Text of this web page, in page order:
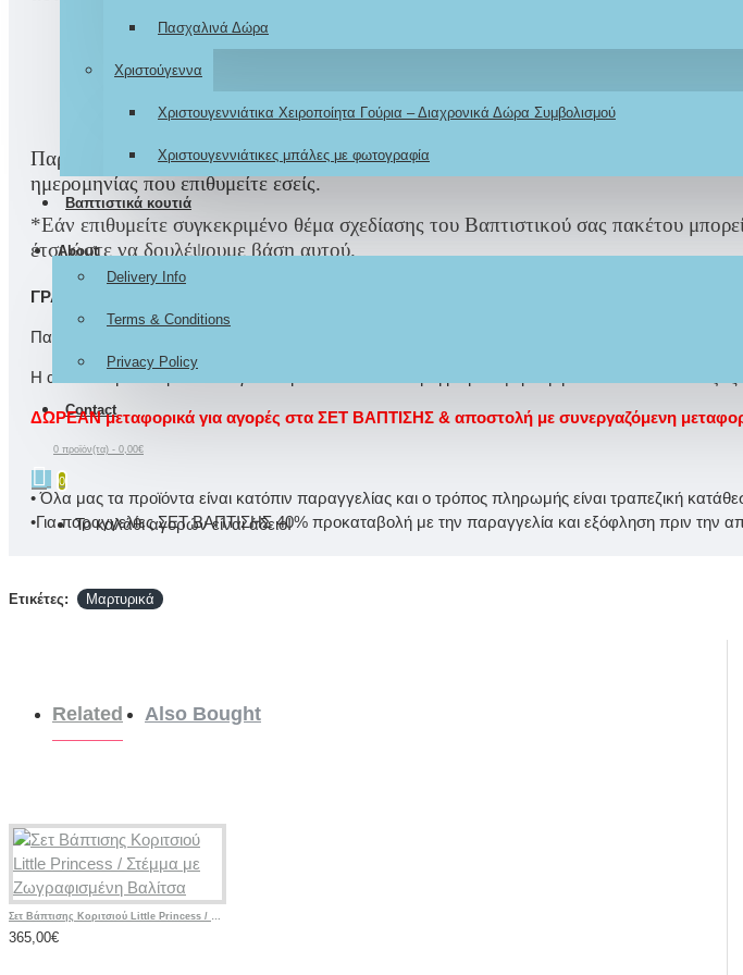
Πασχαλινά Δώρα
Χριστούγεννα
Χριστουγεννιάτικα Χειροποίητα Γούρια – Διαχρονικά Δώρα Συμβολισμού
Χριστουγεννιάτικες μπάλες με φωτογραφία
Βαπτιστικά κουτιά
About
Delivery Info
Terms & Conditions
Privacy Policy
Contact
0 προϊόν(τα) - 0,00€
0
Το καλάθι αγορών είναι άδειο!
Παρακαλούμε οιΠΑΡΑΓΓΕΛΙΕΣσας να δίνονται
ημερομηνίας που επιθυμείτε εσείς.
*Εάν επιθυμείτε συγκεκριμένο θέμα σχεδίασης του Βαπτιστικού σας πακέτου
έτσι ώστε να δουλέψουμε βάση αυτού.
ΓΡΆΨΤΕ ΜΙΑ ΑΞΙΟΛΌΓΗΣΗ
Παρακαλώ
Η αποστολή των προϊόντων γίνεται μετά απο συνενόηση με μεταφορική ή courier και το κόστος
ΔΩΡΕΑΝ μεταφορικά για αγορές στα ΣΕΤ ΒΑΠΤΙΣΗΣ & αποστολή με συνεργαζόμενη
• Όλα μας τα προϊόντα είναι κατόπιν παραγγελίας και ο τρόπος πληρωμής είναι τραπεζική
•Για παραγγελίες ΣΕΤ ΒΑΠΤΙΣΗΣ 40% προκαταβολή με την παραγγελία και εξόφληση πριν την
Ετικέτες: Μαρτυρικά
Related Also Bought
365,00€